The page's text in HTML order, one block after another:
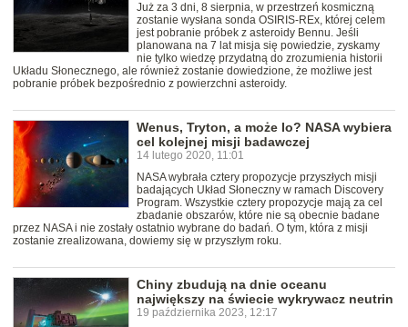
Już za 3 dni, 8 sierpnia, w przestrzeń kosmiczną
zostanie wysłana sonda OSIRIS-REx, której celem
jest pobranie próbek z asteroidy Bennu. Jeśli
planowana na 7 lat misja się powiedzie, zyskamy
nie tylko wiedzę przydatną do zrozumienia historii
Układu Słonecznego, ale również zostanie dowiedzione, że możliwe jest
pobranie próbek bezpośrednio z powierzchni asteroidy.
Wenus, Tryton, a może Io? NASA wybiera
cel kolejnej misji badawczej
14 lutego 2020, 11:01
NASA wybrała cztery propozycje przyszłych misji
badających Układ Słoneczny w ramach Discovery
Program. Wszystkie cztery propozycje mają za cel
zbadanie obszarów, które nie są obecnie badane
przez NASA i nie zostały ostatnio wybrane do badań. O tym, która z misji
zostanie zrealizowana, dowiemy się w przyszłym roku.
Chiny zbudują na dnie oceanu
największy na świecie wykrywacz neutrin
19 października 2023, 12:17